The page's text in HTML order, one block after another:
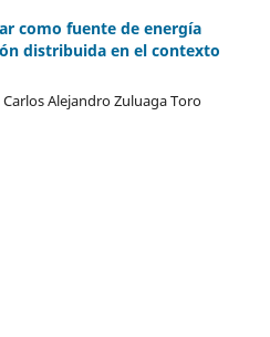
como fuente de energía
distribuida en el contexto
Alejandro Zuluaga Toro